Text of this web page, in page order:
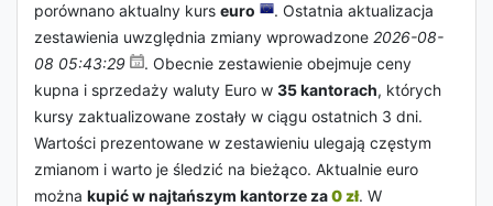
porównano aktualny kurs euro
. Ostatnia aktualizacja
zestawienia uwzględnia zmiany wprowadzone 2026-08-
08 05:43:29
. Obecnie zestawienie obejmuje ceny
kupna i sprzedaży waluty Euro w 35 kantorach, których
kursy zaktualizowane zostały w ciągu ostatnich 3 dni.
Wartości prezentowane w zestawieniu ulegają częstym
zmianom i warto je śledzić na bieżąco. Aktualnie euro
można kupić w najtańszym kantorze za0 zł. W